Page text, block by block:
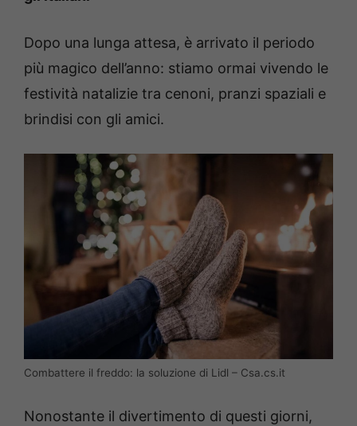
Dopo una lunga attesa, è arrivato il periodo
più magico dell’anno: stiamo ormai vivendo le
festività natalizie tra cenoni, pranzi spaziali e
brindisi con gli amici.
Combattere il freddo: la soluzione di Lidl – Csa.cs.it
Nonostante il divertimento di questi giorni,